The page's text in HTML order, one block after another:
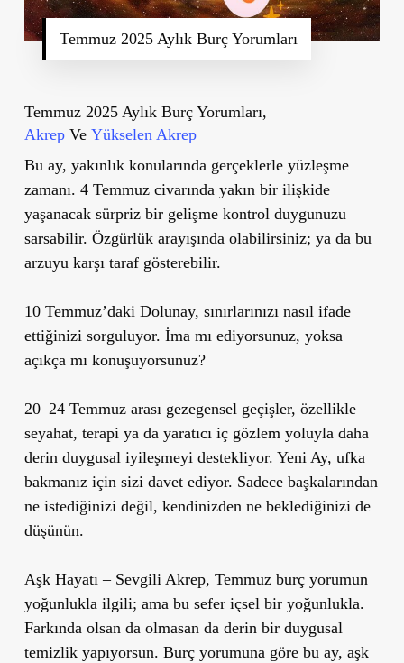
Temmuz 2025 Aylık Burç Yorumları
Temmuz 2025 Aylık Burç Yorumları,
AkrepVe Yükselen Akrep
Bu ay, yakınlık konularında gerçeklerle yüzleşme
zamanı. 4 Temmuz civarında yakın bir ilişkide
yaşanacak sürpriz bir gelişme kontrol duygunuzu
sarsabilir. Özgürlük arayışında olabilirsiniz; ya da bu
arzuyu karşı taraf gösterebilir.
10 Temmuz’daki Dolunay, sınırlarınızı nasıl ifade
ettiğinizi sorguluyor. İma mı ediyorsunuz, yoksa
açıkça mı konuşuyorsunuz?
20–24 Temmuz arası gezegensel geçişler, özellikle
seyahat, terapi ya da yaratıcı iç gözlem yoluyla daha
derin duygusal iyileşmeyi destekliyor. Yeni Ay, ufka
bakmanız için sizi davet ediyor. Sadece başkalarından
ne istediğinizi değil, kendinizden ne beklediğinizi de
düşünün.
Aşk Hayatı– Sevgili Akrep, Temmuz burç yorumun
yoğunlukla ilgili; ama bu sefer içsel bir yoğunlukla.
Farkında olsan da olmasan da derin bir duygusal
temizlik yapıyorsun. Burç yorumuna göre bu ay, aşk